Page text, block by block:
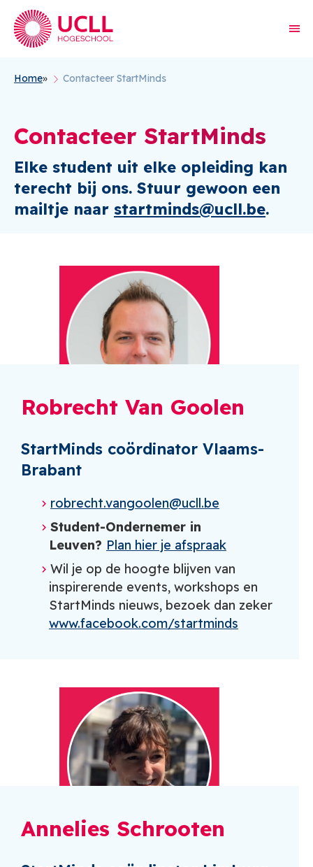
Kruimelpad
Home Contacteer StartMinds
Contacteer StartMinds
Elke student uit elke opleiding kan
terecht bij ons. Stuur gewoon een
mailtje naar startminds@ucll.be.
Robrecht Van Goolen
StartMinds coördinator Vlaams-
Brabant
robrecht.vangoolen@ucll.be
Student-Ondernemer in
Leuven? Plan hier je afspraak
Wil je op de hoogte blijven van
inspirerende events, workshops en
StartMinds nieuws, bezoek dan zeker
www.facebook.com/startminds
Annelies Schrooten